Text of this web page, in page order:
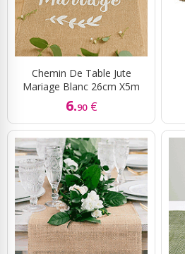
Chemin De Table Jute
Mariage Blanc 26cm X5m
6.90 €